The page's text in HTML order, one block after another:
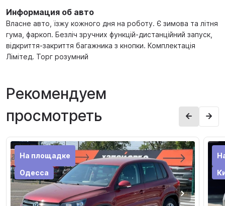
Информация об авто
Власне авто, їзжу кожного дня на роботу. Є зимова та літня
гума, фаркоп. Безліч зручних функцій-дистанційний запуск,
відкриття-закриття багажника з кнопки. Комплектація
Лімітед. Торг розумний
Рекомендуем
просмотреть
На площадке
Одесса